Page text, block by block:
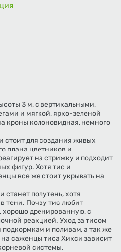
3 м, с вертикальными,
и мягкой, ярко-зеленой
кроны колоновидная, немного
стоит для создания живых
плана цветников и
на стрижку и подходит
фигур. Хотя тис и
все же стоит укрывать на
полутень, хотя
тени. Почву тис любит
хорошо дренированную, с
реакцией. Уход за тисом
и поливам, а так же
саженцы тиса Хикси зависит
системы.